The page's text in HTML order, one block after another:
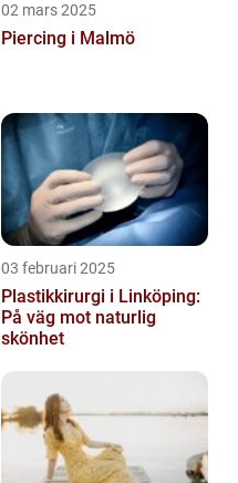
02 mars 2025
Piercing i Malmö
03 februari 2025
Plastikkirurgi i Linköping:
På väg mot naturlig
skönhet